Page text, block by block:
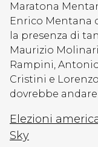
Maratona
Enrico Mentana
la presenza di
Maurizio
Rampini,
Cristini e
dovrebbe
Elezioni
Sky